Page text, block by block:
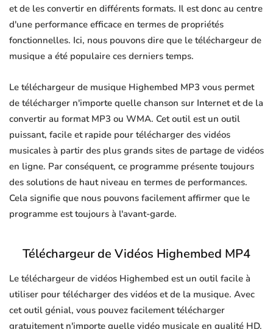
et de les convertir en différents formats. Il est donc au centre
d'une performance efficace en termes de propriétés
fonctionnelles. Ici, nous pouvons dire que le téléchargeur de
musique a été populaire ces derniers temps.
Le téléchargeur de musique Highembed MP3 vous permet
de télécharger n'importe quelle chanson sur Internet et de la
convertir au format MP3 ou WMA. Cet outil est un outil
puissant, facile et rapide pour télécharger des vidéos
musicales à partir des plus grands sites de partage de vidéos
en ligne. Par conséquent, ce programme présente toujours
des solutions de haut niveau en termes de performances.
Cela signifie que nous pouvons facilement affirmer que le
programme est toujours à l'avant-garde.
Téléchargeur de Vidéos Highembed MP4
Le téléchargeur de vidéos Highembed est un outil facile à
utiliser pour télécharger des vidéos et de la musique. Avec
cet outil génial, vous pouvez facilement télécharger
gratuitement n'importe quelle vidéo musicale en qualité HD.